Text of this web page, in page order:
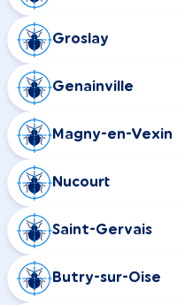
Groslay
Genainville
Magny-en-Vexin
Nucourt
Saint-Gervais
Butry-sur-Oise